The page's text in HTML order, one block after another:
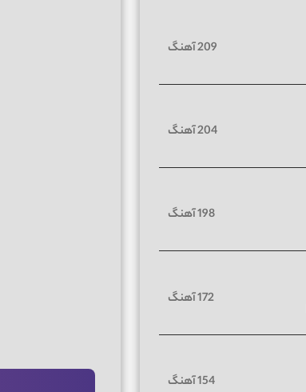
209 آهنگ
204 آهنگ
198 آهنگ
172 آهنگ
154 آهنگ